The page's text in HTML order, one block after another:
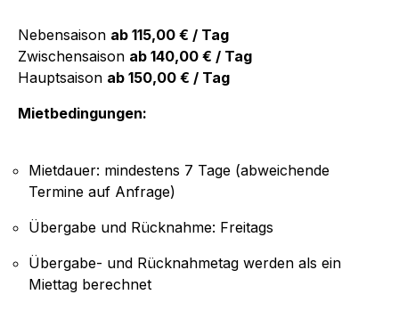
Nebensaison ab 115,00 € / Tag
Zwischensaison ab 140,00 € / Tag
Hauptsaison ab 150,00 € / Tag
Mietbedingungen:
Mietdauer: mindestens 7 Tage (abweichende
Termine auf Anfrage)
Übergabe und Rücknahme: Freitags
Übergabe- und Rücknahmetag werden als ein
Miettag berechnet